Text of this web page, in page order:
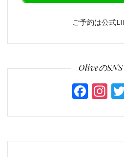
ご予約は公式
Oliveの